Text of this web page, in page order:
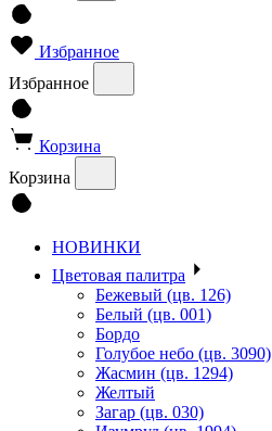
Избранное
Избранное
Корзина
Корзина
НОВИНКИ
Цветовая палитра
Бежевый (цв. 126)
Белый (цв. 001)
Бордо
Голубое небо (цв. 3090)
Жасмин (цв. 1294)
Желтый
Загар (цв. 030)